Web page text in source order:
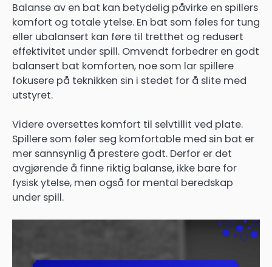
Balanse av en bat kan betydelig påvirke en spillers
komfort og totale ytelse. En bat som føles for tung
eller ubalansert kan føre til tretthet og redusert
effektivitet under spill. Omvendt forbedrer en godt
balansert bat komforten, noe som lar spillere
fokusere på teknikken sin i stedet for å slite med
utstyret.
Videre oversettes komfort til selvtillit ved plate.
Spillere som føler seg komfortable med sin bat er
mer sannsynlig å prestere godt. Derfor er det
avgjørende å finne riktig balanse, ikke bare for
fysisk ytelse, men også for mental beredskap
under spill.